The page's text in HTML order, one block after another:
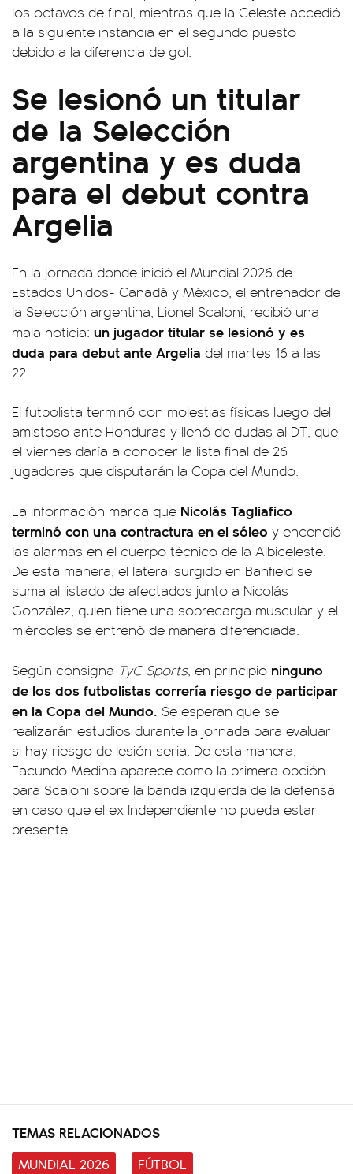
los octavos de final, mientras que la Celeste accedió
a la siguiente instancia en el segundo puesto
debido a la diferencia de gol.
Se lesionó un titular
de la Selección
argentina y es duda
para el debut contra
Argelia
En la jornada donde inició el Mundial 2026 de
Estados Unidos- Canadá y México, el entrenador de
la Selección argentina, Lionel Scaloni, recibió una
mala noticia: un jugador titular se lesionó y es
duda para debut ante Argelia del martes 16 a las
22.
El futbolista terminó con molestias físicas luego del
amistoso ante Honduras y llenó de dudas al DT, que
el viernes daría a conocer la lista final de 26
jugadores que disputarán la Copa del Mundo.
La información marca que Nicolás Tagliafico
terminó con una contractura en el sóleo y encendió
las alarmas en el cuerpo técnico de la Albiceleste.
De esta manera, el lateral surgido en Banfield se
suma al listado de afectados junto a Nicolás
González, quien tiene una sobrecarga muscular y el
miércoles se entrenó de manera diferenciada.
Según consigna TyC Sports, en principio ninguno
de los dos futbolistas correría riesgo de participar
en la Copa del Mundo. Se esperan que se
realizarán estudios durante la jornada para evaluar
si hay riesgo de lesión seria. De esta manera,
Facundo Medina aparece como la primera opción
para Scaloni sobre la banda izquierda de la defensa
en caso que el ex Independiente no pueda estar
presente.
TEMAS RELACIONADOS
MUNDIAL 2026
FÚTBOL